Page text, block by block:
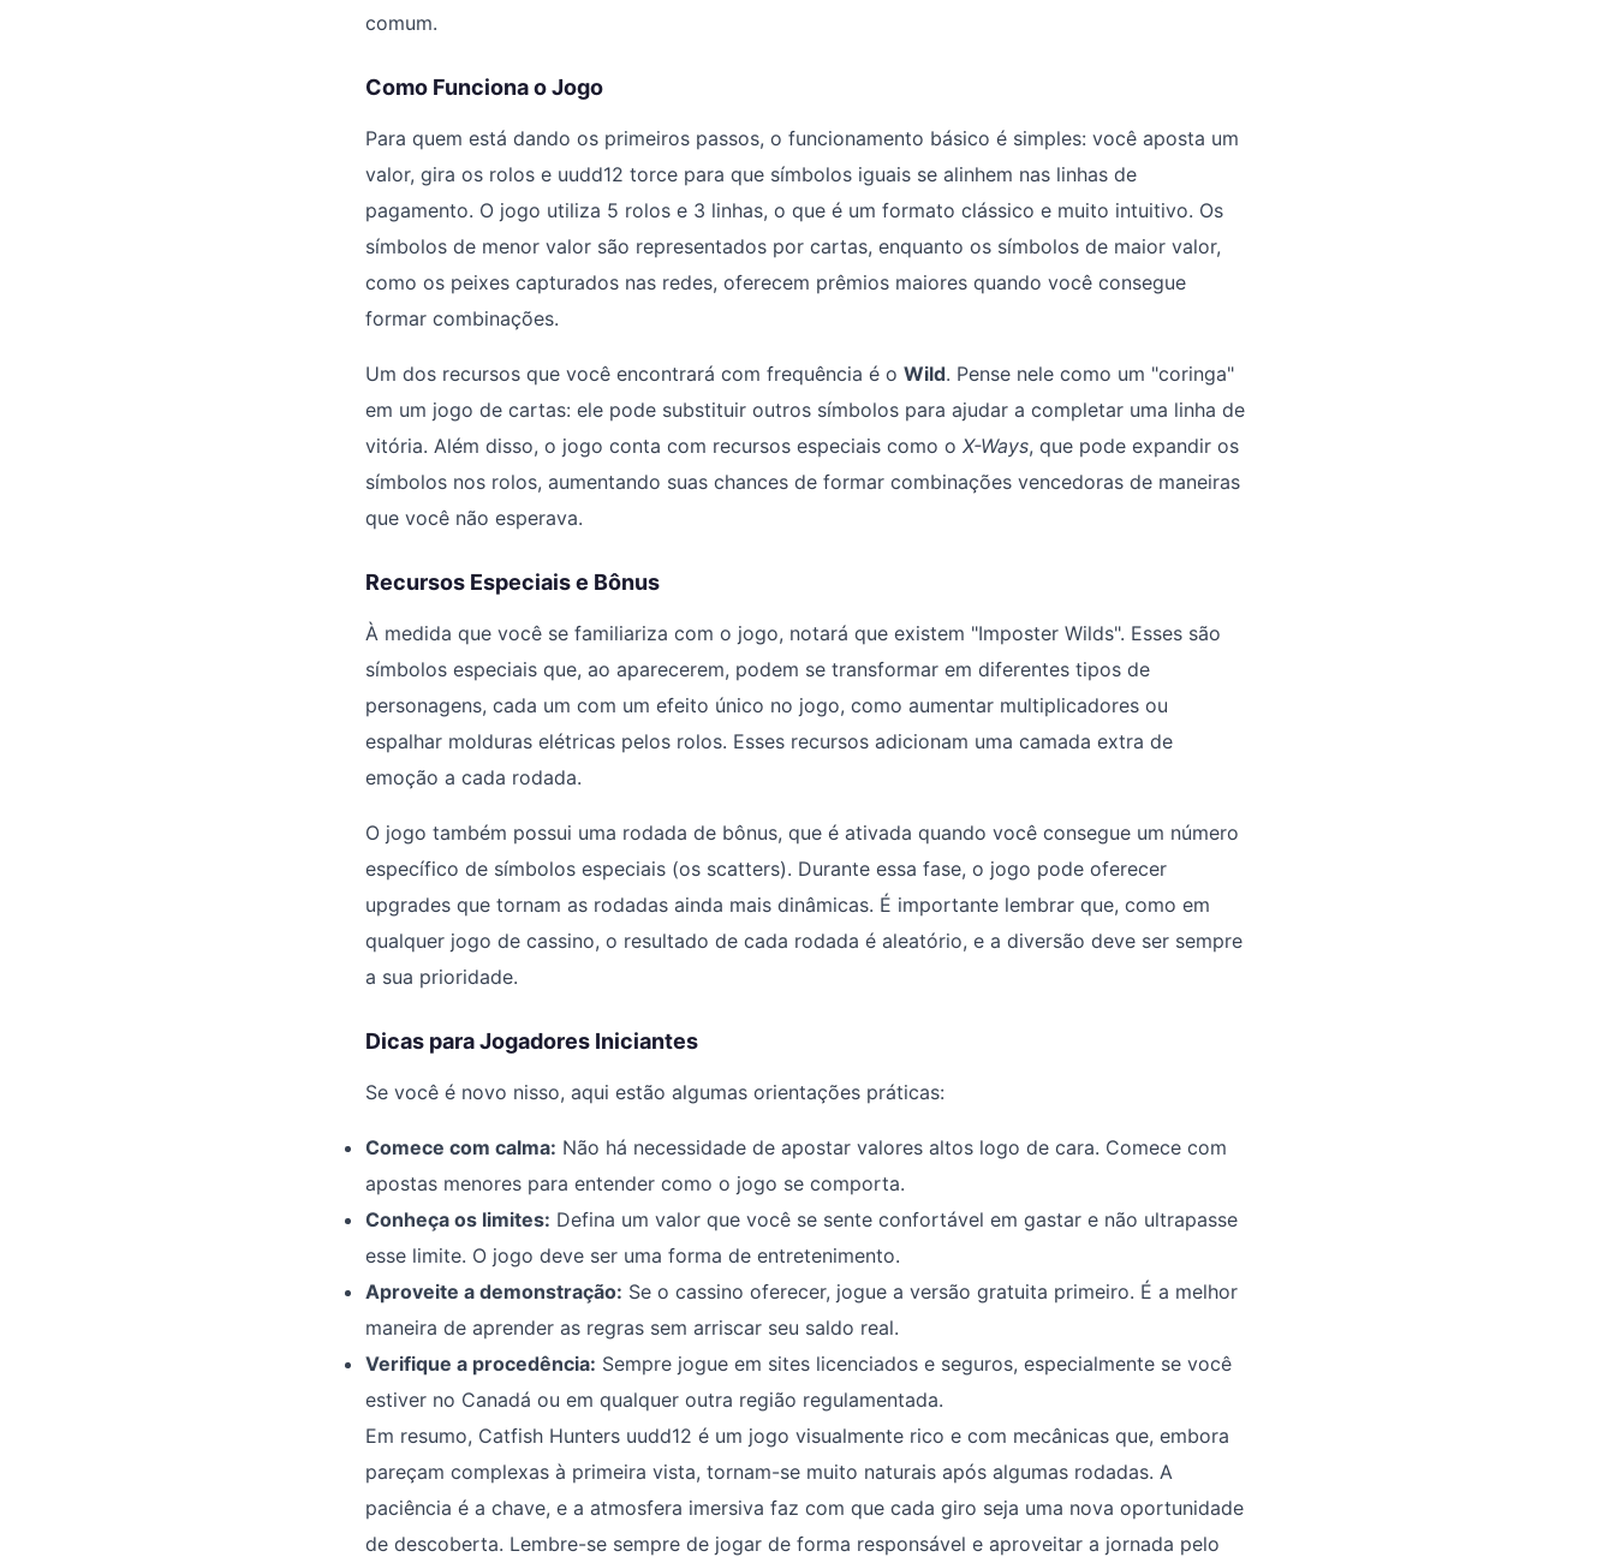
comum.
Como Funciona o Jogo
Para quem está dando os primeiros passos, o funcionamento básico é simples: você aposta um
valor, gira os rolos e uudd12 torce para que símbolos iguais se alinhem nas linhas de
pagamento. O jogo utiliza 5 rolos e 3 linhas, o que é um formato clássico e muito intuitivo. Os
símbolos de menor valor são representados por cartas, enquanto os símbolos de maior valor,
como os peixes capturados nas redes, oferecem prêmios maiores quando você consegue
formar combinações.
Um dos recursos que você encontrará com frequência é o Wild. Pense nele como um "coringa"
em um jogo de cartas: ele pode substituir outros símbolos para ajudar a completar uma linha de
vitória. Além disso, o jogo conta com recursos especiais como o X-Ways, que pode expandir os
símbolos nos rolos, aumentando suas chances de formar combinações vencedoras de maneiras
que você não esperava.
Recursos Especiais e Bônus
À medida que você se familiariza com o jogo, notará que existem "Imposter Wilds". Esses são
símbolos especiais que, ao aparecerem, podem se transformar em diferentes tipos de
personagens, cada um com um efeito único no jogo, como aumentar multiplicadores ou
espalhar molduras elétricas pelos rolos. Esses recursos adicionam uma camada extra de
emoção a cada rodada.
O jogo também possui uma rodada de bônus, que é ativada quando você consegue um número
específico de símbolos especiais (os scatters). Durante essa fase, o jogo pode oferecer
upgrades que tornam as rodadas ainda mais dinâmicas. É importante lembrar que, como em
qualquer jogo de cassino, o resultado de cada rodada é aleatório, e a diversão deve ser sempre
a sua prioridade.
Dicas para Jogadores Iniciantes
Se você é novo nisso, aqui estão algumas orientações práticas:
Comece com calma: Não há necessidade de apostar valores altos logo de cara. Comece com
apostas menores para entender como o jogo se comporta.
Conheça os limites: Defina um valor que você se sente confortável em gastar e não ultrapasse
esse limite. O jogo deve ser uma forma de entretenimento.
Aproveite a demonstração: Se o cassino oferecer, jogue a versão gratuita primeiro. É a melhor
maneira de aprender as regras sem arriscar seu saldo real.
Verifique a procedência: Sempre jogue em sites licenciados e seguros, especialmente se você
estiver no Canadá ou em qualquer outra região regulamentada.
Em resumo, Catfish Hunters uudd12 é um jogo visualmente rico e com mecânicas que, embora
pareçam complexas à primeira vista, tornam-se muito naturais após algumas rodadas. A
paciência é a chave, e a atmosfera imersiva faz com que cada giro seja uma nova oportunidade
de descoberta. Lembre-se sempre de jogar de forma responsável e aproveitar a jornada pelo